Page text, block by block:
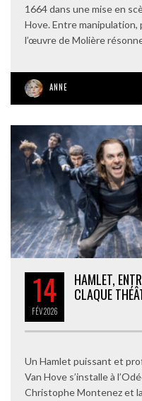
1664 dans une mise en
Hove. Entre
l’œuvre de Molière
ANNE
14
FÉV2026
HAMLET,
CLAQUE
Un Hamlet puissant et
Van Hove s’installe à
Christophe Montenez et